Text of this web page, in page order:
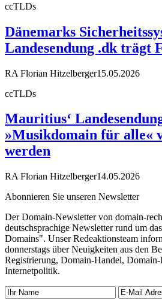
ccTLDs
Dänemarks
Landesendung .dk trägt
RA Florian Hitzelberger15.05.2026
ccTLDs
Mauritius‘
»Musikdomain für alle«
werden
RA Florian Hitzelberger14.05.2026
Abonnieren Sie unseren Newsletter
Der Domain-Newsletter von domain-
deutschsprachige Newsletter rund um
Domains". Unser Redeaktionsteam
donnerstags über Neuigkeiten aus den
Registrierung, Domain-Handel,
Internetpolitik.